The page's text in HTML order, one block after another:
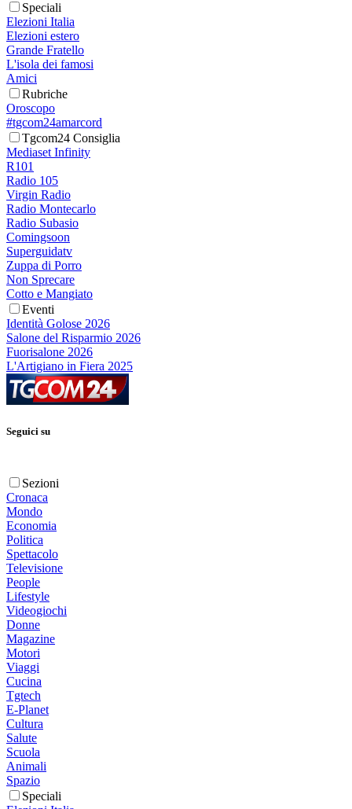
Speciali
Elezioni Italia
Elezioni estero
Grande Fratello
L'isola dei famosi
Amici
Rubriche
Oroscopo
#tgcom24amarcord
Tgcom24 Consiglia
Mediaset Infinity
R101
Radio 105
Virgin Radio
Radio Montecarlo
Radio Subasio
Comingsoon
Superguidatv
Zuppa di Porro
Non Sprecare
Cotto e Mangiato
Eventi
Identità Golose 2026
Salone del Risparmio 2026
Fuorisalone 2026
L'Artigiano in Fiera 2025
Seguici su
Sezioni
Cronaca
Mondo
Economia
Politica
Spettacolo
Televisione
People
Lifestyle
Videogiochi
Donne
Magazine
Motori
Viaggi
Cucina
Tgtech
E-Planet
Cultura
Salute
Scuola
Animali
Spazio
Speciali